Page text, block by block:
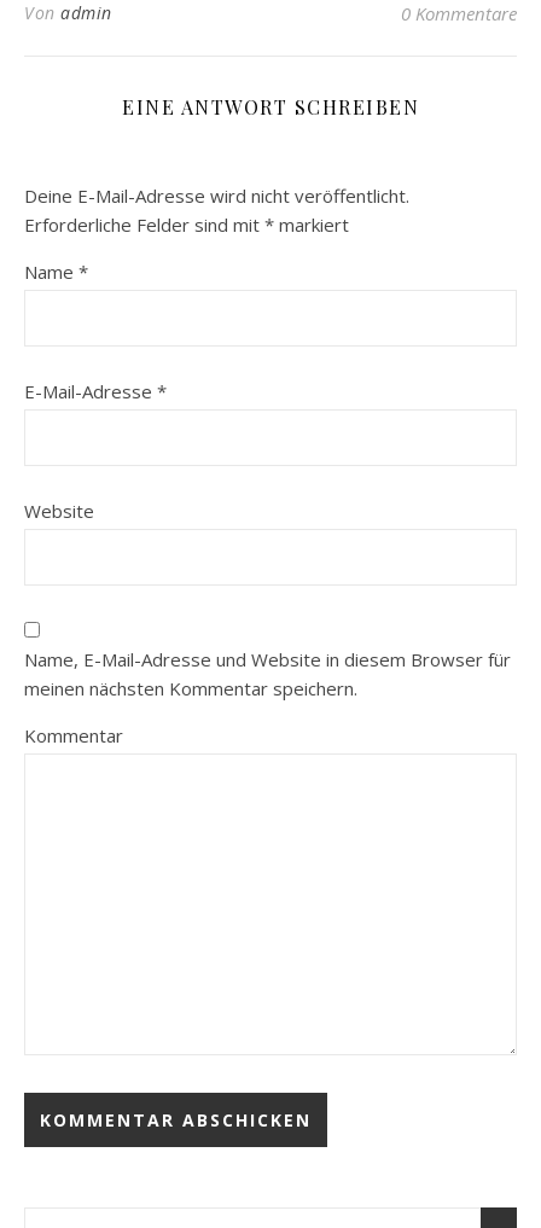
Von admin 0 Kommentare
EINE ANTWORT SCHREIBEN
Deine E-Mail-Adresse wird nicht veröffentlicht.
Erforderliche Felder sind mit * markiert
Name *
E-Mail-Adresse *
Website
Name, E-Mail-Adresse und Website in diesem Browser für
meinen nächsten Kommentar speichern.
Kommentar